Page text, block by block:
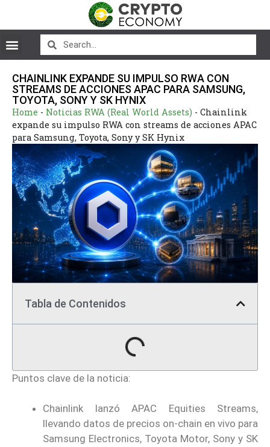
CHAINLINK EXPANDE SU IMPULSO RWA CON
STREAMS DE ACCIONES APAC PARA SAMSUNG,
TOYOTA, SONY Y SK HYNIX
Home - Noticias RWA (Real World Assets) - Chainlink
expande su impulso RWA con streams de acciones APAC
para Samsung, Toyota, Sony y SK Hynix
Tabla de Contenidos
Puntos clave de la noticia:
Chainlink lanzó APAC Equities Streams,
llevando datos de precios on-chain en vivo para
Samsung Electronics, Toyota Motor, Sony y SK